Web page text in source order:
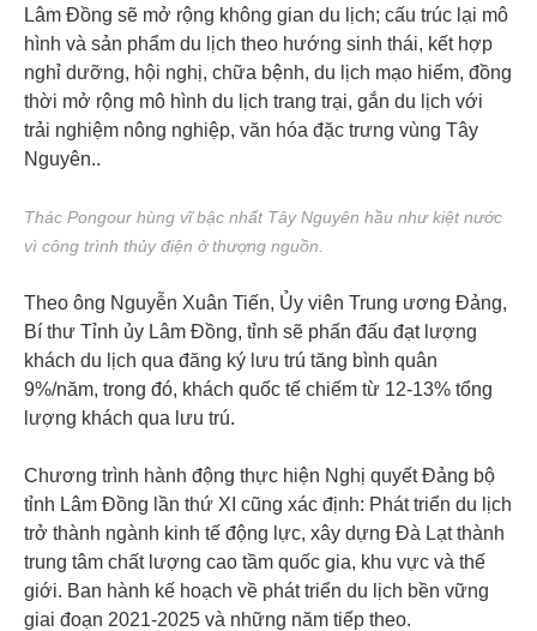
Lâm Đồng sẽ mở rộng không gian du lịch; cấu trúc lại mô
hình và sản phẩm du lịch theo hướng sinh thái, kết hợp
nghỉ dưỡng, hội nghị, chữa bệnh, du lịch mạo hiểm, đồng
thời mở rộng mô hình du lịch trang trại, gắn du lịch với
trải nghiệm nông nghiệp, văn hóa đặc trưng vùng Tây
Nguyên..
Thác Pongour hùng vĩ bậc nhất Tây Nguyên hầu như kiệt nước
vì công trình thủy điện ở thượng nguồn.
Theo ông Nguyễn Xuân Tiến, Ủy viên Trung ương Đảng,
Bí thư Tỉnh ủy Lâm Đồng, tỉnh sẽ phấn đấu đạt lượng
khách du lịch qua đăng ký lưu trú tăng bình quân
9%/năm, trong đó, khách quốc tế chiếm từ 12-13% tổng
lượng khách qua lưu trú.
Chương trình hành động thực hiện Nghị quyết Đảng bộ
tỉnh Lâm Đồng lần thứ XI cũng xác định: Phát triển du lịch
trở thành ngành kinh tế động lực, xây dựng Đà Lạt thành
trung tâm chất lượng cao tầm quốc gia, khu vực và thế
giới. Ban hành kế hoạch về phát triển du lịch bền vững
giai đoạn 2021-2025 và những năm tiếp theo.